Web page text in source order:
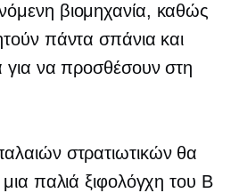
βιομηχανία, καθώς
πάντα σπάνια και
για να προσθέσουν στη
στρατιωτικών θα
παλιά ξιφολόγχη του Β